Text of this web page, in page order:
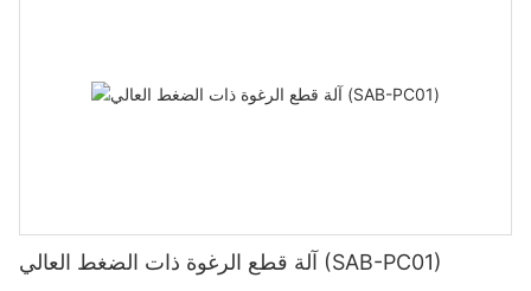
آلة قطع الرغوة ذات الضغط العالي (SAB-PC01)